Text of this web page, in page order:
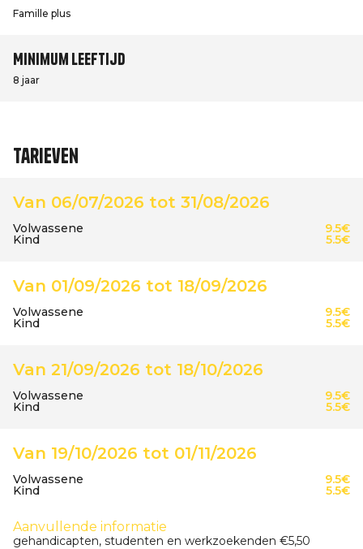
Famille plus
Minimum leeftijd
8 jaar
Tarieven
Van 06/07/2026 tot 31/08/2026
Volwassene 9.5€
Kind 5.5€
Van 01/09/2026 tot 18/09/2026
Volwassene 9.5€
Kind 5.5€
Van 21/09/2026 tot 18/10/2026
Volwassene 9.5€
Kind 5.5€
Van 19/10/2026 tot 01/11/2026
Volwassene 9.5€
Kind 5.5€
Aanvullende informatie
gehandicapten, studenten en werkzoekenden €5,50